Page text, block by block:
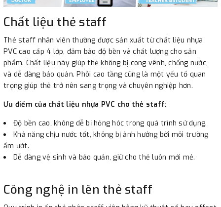
Chất liệu thẻ staff
Thẻ staff nhân viên thường được sản xuất từ chất liệu nhựa
PVC cao cấp 4 lớp, đảm bảo độ bền và chất lượng cho sản
phẩm. Chất liệu này giúp thẻ không bị cong vênh, chống nước,
và dễ dàng bảo quản. Phôi cao tầng cũng là một yếu tố quan
trọng giúp thẻ trở nên sang trọng và chuyên nghiệp hơn.
Ưu điểm của chất liệu nhựa PVC cho thẻ staff:
Độ bền cao, không dễ bị hỏng hóc trong quá trình sử dụng.
Khả năng chịu nước tốt, không bị ảnh hưởng bởi môi trường
ẩm ướt.
Dễ dàng vệ sinh và bảo quản, giữ cho thẻ luôn mới mẻ.
Công nghệ in lên thẻ staff